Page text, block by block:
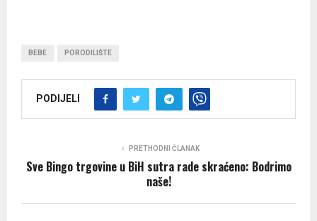
BEBE PORODILIŠTE
PODIJELI
PRETHODNI ČLANAK
Sve Bingo trgovine u BiH sutra rade skraćeno: Bodrimo
naše!